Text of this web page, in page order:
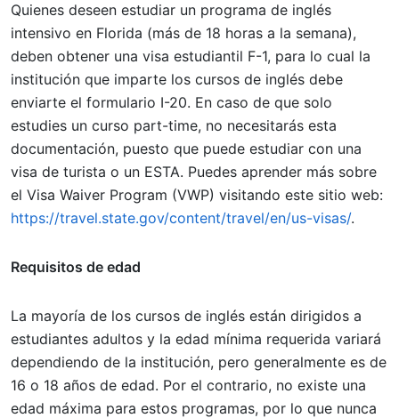
Quienes deseen estudiar un programa de inglés
intensivo en Florida (más de 18 horas a la semana),
deben obtener una visa estudiantil F-1, para lo cual la
institución que imparte los cursos de inglés debe
enviarte el formulario I-20. En caso de que solo
estudies un curso part-time, no necesitarás esta
documentación, puesto que puede estudiar con una
visa de turista o un ESTA. Puedes aprender más sobre
el Visa Waiver Program (VWP) visitando este sitio web:
https://travel.state.gov/content/travel/en/us-visas/.
Requisitos de edad
La mayoría de los cursos de inglés están dirigidos a
estudiantes adultos y la edad mínima requerida variará
dependiendo de la institución, pero generalmente es de
16 o 18 años de edad. Por el contrario, no existe una
edad máxima para estos programas, por lo que nunca